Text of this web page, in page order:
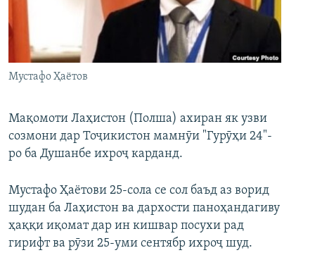
ГУЗОРИШҲОИ РАДИОӢ
Русский
ПАЙГИРӢ КУНЕД
Ҳамаи сомонаҳои RFE/RL
Мустафо Ҳаётов
Мақомоти Лаҳистон (Полша) ахиран як узви
созмони дар Тоҷикистон мамнӯи "Гурӯҳи 24"-
ро ба Душанбе ихроҷ карданд.
Мустафо Ҳаётови 25-сола се сол баъд аз ворид
шудан ба Лаҳистон ва дархости паноҳандагиву
ҳаққи иқомат дар ин кишвар посухи рад
гирифт ва рӯзи 25-уми сентябр ихроҷ шуд.